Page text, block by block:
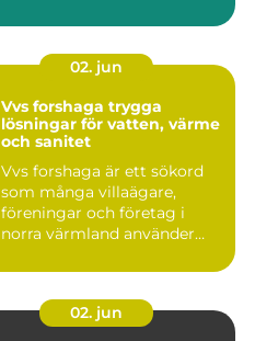
02. jun
Vvs forshaga trygga
lösningar för vatten, värme
och sanitet
Vvs forshaga är ett sökord
som många villaägare,
föreningar och företag i
norra värmland använder
02. jun